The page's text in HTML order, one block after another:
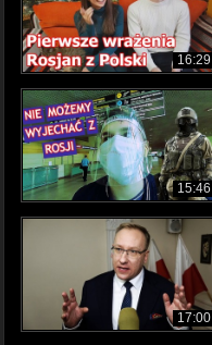
16:29
15:46
17:00